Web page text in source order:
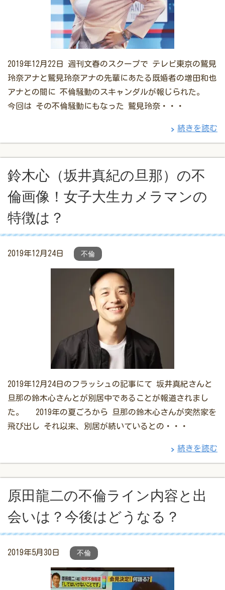
2019年12月22日 週刊文春のスクープで テレビ東京の鷲見
玲奈アナと鷲見玲奈アナの先輩にあたる既婚者の増田和也
アナとの間に 不倫騒動のスキャンダルが報じられた。
今回は その不倫騒動にもなった 鷲見玲奈・・・
続きを読む
鈴木心（坂井真紀の旦那）の不
倫画像！女子大生カメラマンの
特徴は？
2019年12月24日 不倫
2019年12月24日のフラッシュの記事にて 坂井真紀さんと
旦那の鈴木心さんとが別居中であることが報道されまし
た。 2019年の夏ごろから 旦那の鈴木心さんが突然家を
飛び出し それ以来、別居が続いているとの・・・
続きを読む
原田龍二の不倫ライン内容と出
会いは？今後はどうなる？
2019年5月30日 不倫